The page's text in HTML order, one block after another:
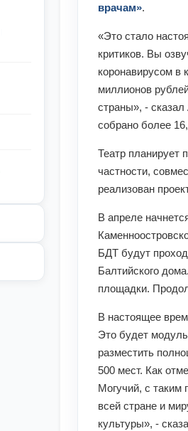
врачам».
«Это стало
критиков. Вы
коронавирусом в
миллионов
страны», -
собрано более
Театр планирует
частности,
реализован
В апреле
БДТ будут
Балтийского
площадки.
В настоящее
Это будет
разместить
500 мест. Как
Могучий, с таким
всей стране и
культуры», -